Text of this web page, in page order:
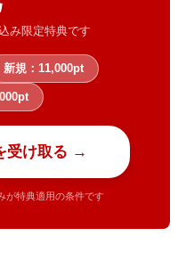
み限定特典です
新規：11,000pt
受け取る →
が特典適用の条件です